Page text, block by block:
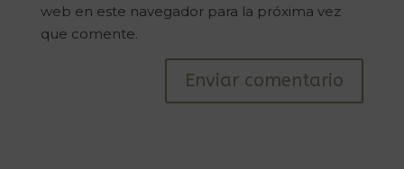
web en este navegador para la próxima vez
que comente.